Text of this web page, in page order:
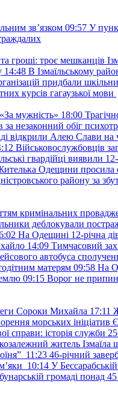
звʼязком 09:57 У
гроші: троє мешканців
14:48 В Ізмаїльському
придбали
курсів гагаузької мови
мужність» 18:00
незаконний обіг
відкрили Алею Слави на
Військовослужбовців
гвардійці виявили
Одещини просила
району за
кримінальних
деблокували
На Одещині 12-річна
14:09 Тимчасовий
автобуса
матерям 09:58 На
09:15 Ворог не
Сороки Михайла 17:11
морських ініціатив
справи: історія
житель
11:23 46-річний
10:14 У
громаді понад